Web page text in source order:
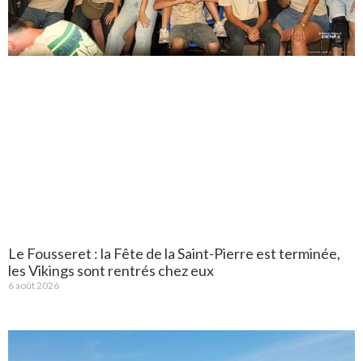
Le Fousseret : la Fête de la Saint-Pierre est terminée,
les Vikings sont rentrés chez eux
6 août 2026